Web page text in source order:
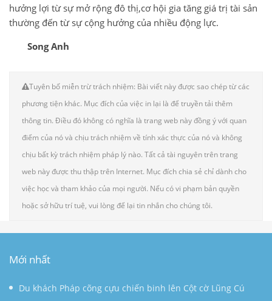
hưởng lợi từ sự mở rộng đô thị,cơ hội gia tăng giá trị tài sản
thường đến từ sự cộng hưởng của nhiều động lực.
Song Anh
Tuyên bố miễn trừ trách nhiệm: Bài viết này được sao chép từ các
phương tiện khác. Mục đích của việc in lại là để truyền tải thêm
thông tin. Điều đó không có nghĩa là trang web này đồng ý với quan
điểm của nó và chịu trách nhiệm về tính xác thực của nó và không
chịu bất kỳ trách nhiệm pháp lý nào. Tất cả tài nguyên trên trang
web này được thu thập trên Internet. Mục đích chia sẻ chỉ dành cho
việc học và tham khảo của mọi người. Nếu có vi phạm bản quyền
hoặc sở hữu trí tuệ, vui lòng để lại tin nhắn cho chúng tôi.
Mới nhất
Du khách Pháp cõng cựu chiến binh lên Cột cờ Lũng Cú